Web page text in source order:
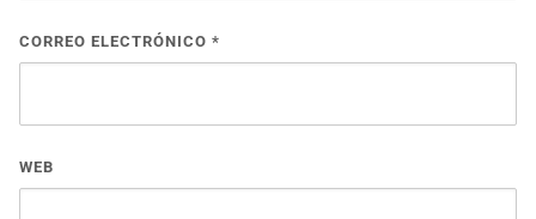
CORREO ELECTRÓNICO *
WEB